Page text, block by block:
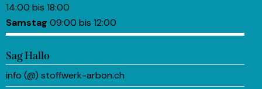
14:00 bis 18:00
Samstag 09:00 bis 12:00
Sag Hallo
info (@) stoffwerk-arbon.ch